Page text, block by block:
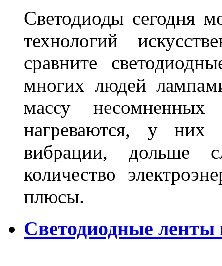
Светодиоды сегодня
технологий
сравните
многих людей
массу
нагреваются, у них
вибрации, дольше
количество
плюсы.
Светодиодные